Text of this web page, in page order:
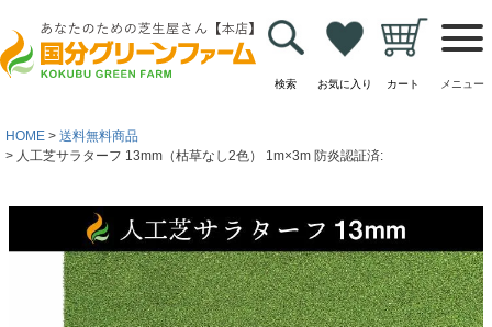
検索 お気に入り カート メニュー
HOME
送料無料商品
人工芝サラターフ 13mm（枯草なし2色） 1m×3m 防炎認証済: